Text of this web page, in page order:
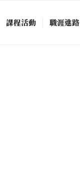
課程活動 職涯進路